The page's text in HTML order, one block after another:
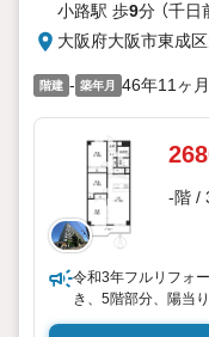
小路駅 歩9分 （千日
大阪府大阪市東成
階建 - 築年月 46年11ヶ月
-階 /
令和3年フルリフォ
き、5階部分、陽当